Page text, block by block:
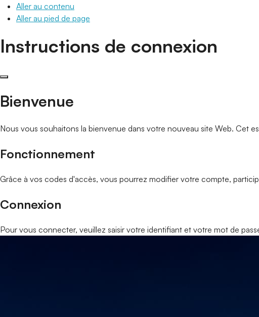
Aller au contenu
Aller au pied de page
Instructions de connexion
Bienvenue
Nous vous souhaitons la bienvenue dans votre nouveau site Web. Cet
Fonctionnement
Grâce à vos codes d'accès, vous pourrez modifier votre compte,
Connexion
Pour vous connecter, veuillez saisir votre identifiant et votre mot de